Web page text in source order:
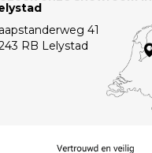
41
RB Lelystad